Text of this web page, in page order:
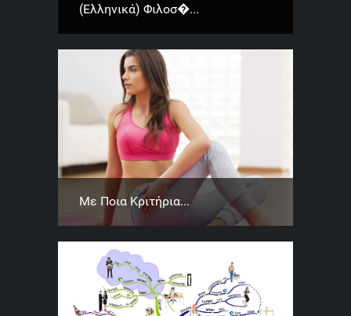
(Ελληνικά) Φιλοσ�...
Με Ποια Κριτήρια...